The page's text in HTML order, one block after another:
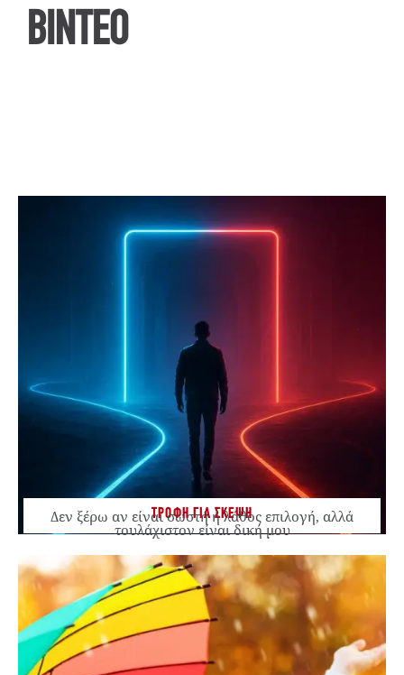
ΒΙΝΤΕΟ
ΤΡΟΦΗ ΓΙΑ ΣΚΕΨΗ
Δεν ξέρω αν είναι σωστή ή λάθος επιλογή, αλλά
τουλάχιστον είναι δική μου